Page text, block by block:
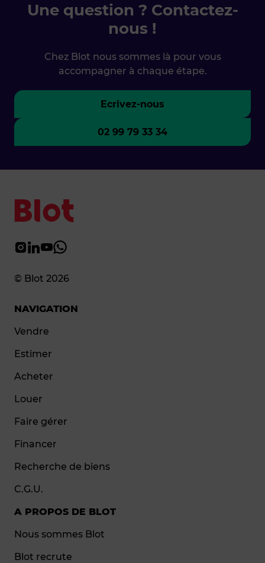
Une question ? Contactez-
nous !
Chez Blot nous sommes là pour vous
accompagner à chaque étape.
Ecrivez-nous
02 99 79 33 34
© Blot 2026
NAVIGATION
Vendre
Estimer
Acheter
Louer
Faire gérer
Financer
Recherche de biens
C.G.U.
A PROPOS DE BLOT
Nous sommes Blot
Blot recrute